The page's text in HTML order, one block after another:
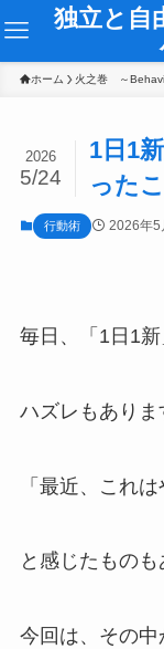
独立と自
ホーム 火之巻 ～
1日1
った
2026
5/24
行動術 2026年5
毎日、「1日1新
ハズレもありま
「最近、これ
と感じたものも
今回は、その中